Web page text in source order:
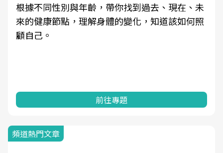
根據不同性別與年齡，帶你找到過去、現在、未
來的健康節點，理解身體的變化，知道該如何照
顧自己。
前往專題
頻道熱門文章